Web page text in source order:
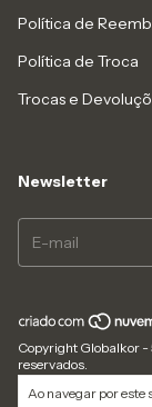
Ao navegar por este
Política de
Política de Troca
Trocas e
Newsletter
Copyright Globalkor
reservados.